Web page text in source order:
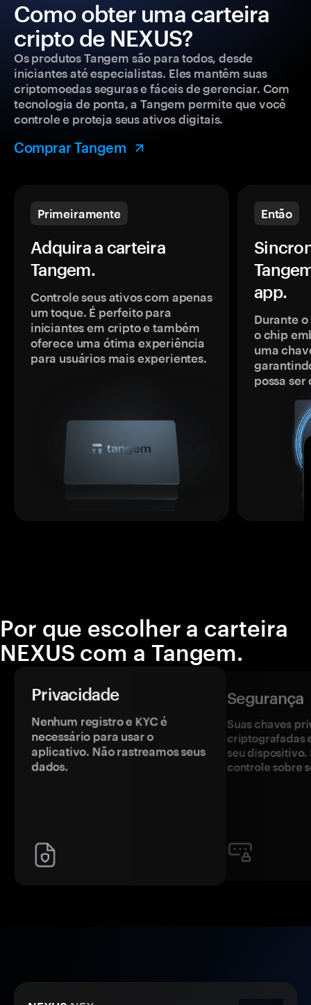
Como obter uma carteira
cripto de NEXUS?
Os produtos Tangem são para todos, desde
iniciantes até especialistas. Eles mantêm suas
criptomoedas seguras e fáceis de gerenciar. Com
tecnologia de ponta, a Tangem permite que você
controle e proteja seus ativos digitais.
Comprar Tangem
Primeiramente
Adquira a carteira
Tangem.
Controle seus ativos com apenas
um toque. É perfeito para
iniciantes em cripto e também
oferece uma ótima experiência
para usuários mais experientes.
Então
app.
Durante
o chip
uma
possa
Por que escolher a carteira
NEXUS com a Tangem.
Privacidade
Nenhum registro e KYC é
necessário para usar o
aplicativo. Não rastreamos seus
dados.
Segurança
Suas chaves
criptografadas
seu dispositivo.
controle sobre